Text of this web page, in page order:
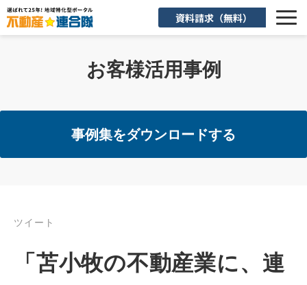
資料請求（無料）
入会後のサポート
お客様活用事例
事例集をダウンロードする
ツイート
「苫小牧の不動産業に、連